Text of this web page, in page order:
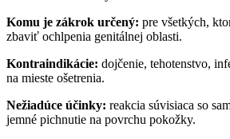
Komu je zákrok určený: pre všetkých,
zbaviť ochlpenia genitálnej oblasti.
Kontraindikácie: dojčenie, tehotenstvo,
na mieste ošetrenia.
Nežiadúce účinky: reakcia súvisiaca so
jemné pichnutie na povrchu pokožky.